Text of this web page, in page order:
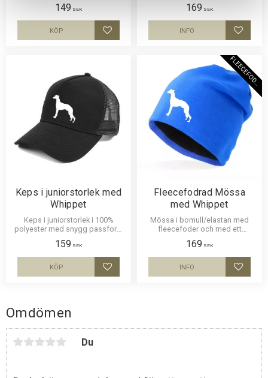
Omdömen
Du
Whippet. Luftig och skön keps.
149 SEK
Lägg till i favoriter
KÖP
169 SEK
Lägg
INFO
Keps i juniorstorlek med
Whippet
Keps i juniorstorlek i 100%
polyester med snygg passform
siluettbild av en Whippet. Luftig
och skön keps.
159 SEK
Lägg till i favoriter
KÖP
Fleecefodrad Mössa
med Whippet
Mössa i bomull/elastan med
fleecefoder och med ett
Mössan finns i flera färger.
169 SEK
F
L
E
E
C
E
F
O
D
E
R
Lägg
INFO